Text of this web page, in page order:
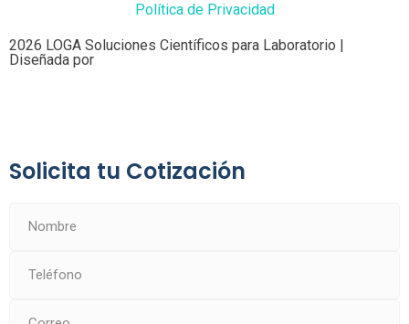
Política de Privacidad
2026 LOGA Soluciones Científicos para Laboratorio |
Diseñada por
Solicita tu Cotización